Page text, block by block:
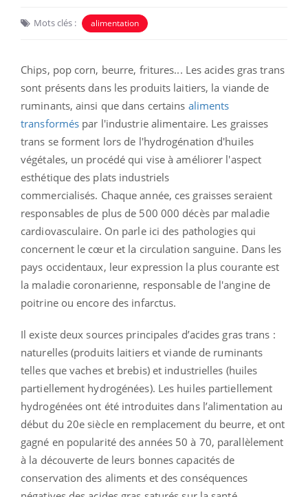
Mots clés : alimentation
Chips, pop corn, beurre, fritures... Les acides gras trans
sont présents dans les produits laitiers, la viande de
ruminants, ainsi que dans certains aliments
transformés par l'industrie alimentaire. Les graisses
trans se forment lors de l'hydrogénation d'huiles
végétales, un procédé qui vise à améliorer l'aspect
esthétique des plats industriels
commercialisés. Chaque année, ces graisses seraient
responsables de plus de 500 000 décès par maladie
cardiovasculaire. On parle ici des pathologies qui
concernent le cœur et la circulation sanguine. Dans les
pays occidentaux, leur expression la plus courante est
la maladie coronarienne, responsable de l'angine de
poitrine ou encore des infarctus.
Il existe deux sources principales d’acides gras trans :
naturelles (produits laitiers et viande de ruminants
telles que vaches et brebis) et industrielles (huiles
partiellement hydrogénées). Les huiles partiellement
hydrogénées ont été introduites dans l’alimentation au
début du 20e siècle en remplacement du beurre, et ont
gagné en popularité des années 50 à 70, parallèlement
à la découverte de leurs bonnes capacités de
conservation des aliments et des conséquences